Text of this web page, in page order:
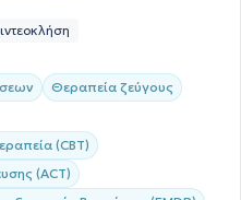
Θεραπεία ζεύγους
(CBT)
(ACT)